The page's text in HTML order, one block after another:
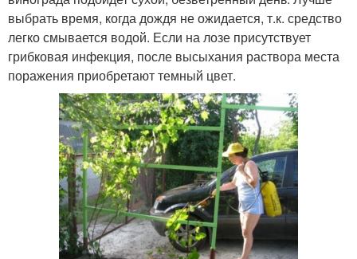
выбрать время, когда дождя не ожидается, т.к. средство
легко смывается водой. Если на лозе присутствует
грибковая инфекция, после высыхания раствора места
поражения приобретают темный цвет.